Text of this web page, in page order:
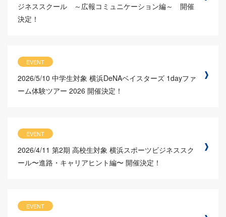
ジネススクール ～広報コミュニケーション編～ 開催
決定！
EVENT
2026/5/10 中学生対象 横浜DeNAベイスターズ 1dayファ
ーム体験ツアー 2026 開催決定！
EVENT
2026/4/11 第2期 高校生対象 横浜スポーツビジネススク
ール〜進路・キャリアヒント編〜 開催決定！
EVENT